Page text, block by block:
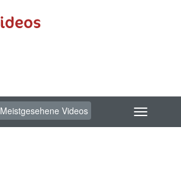
Meistgesehene Videos